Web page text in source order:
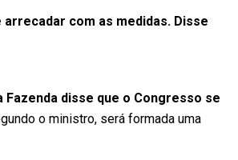
com as medidas. Disse
disse que o Congresso se
o ministro, será formada uma